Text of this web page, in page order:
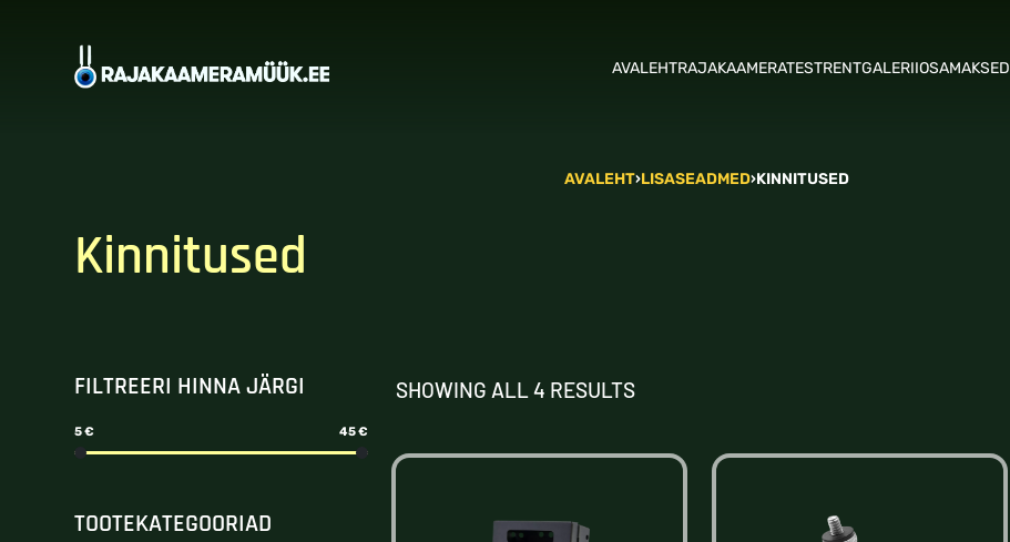
AVALEHTRAJAKAAMERATESTRENTGALERIIOSAMAKSED
AVALEHT›LISASEADMED›KINNITUSED
Kinnitused
FILTREERI HINNA JÄRGI
5 € 45 €
TOOTEKATEGOORIAD
SHOWING ALL 4 RESULTS